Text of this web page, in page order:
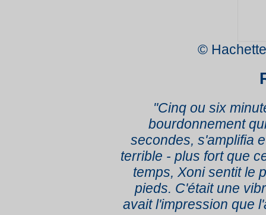
©
"Cinq ou six
bourdonnement
secondes, s'amplifia
terrible - plus fort que
temps, Xoni sentit le
pieds. C'était une
avait l'impression que